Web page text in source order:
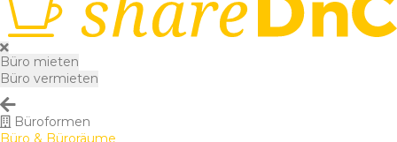
Büro mieten
Büro vermieten
Büroformen
Büro & Büroräume